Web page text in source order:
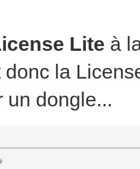
Lite à
donc la
un dongle...